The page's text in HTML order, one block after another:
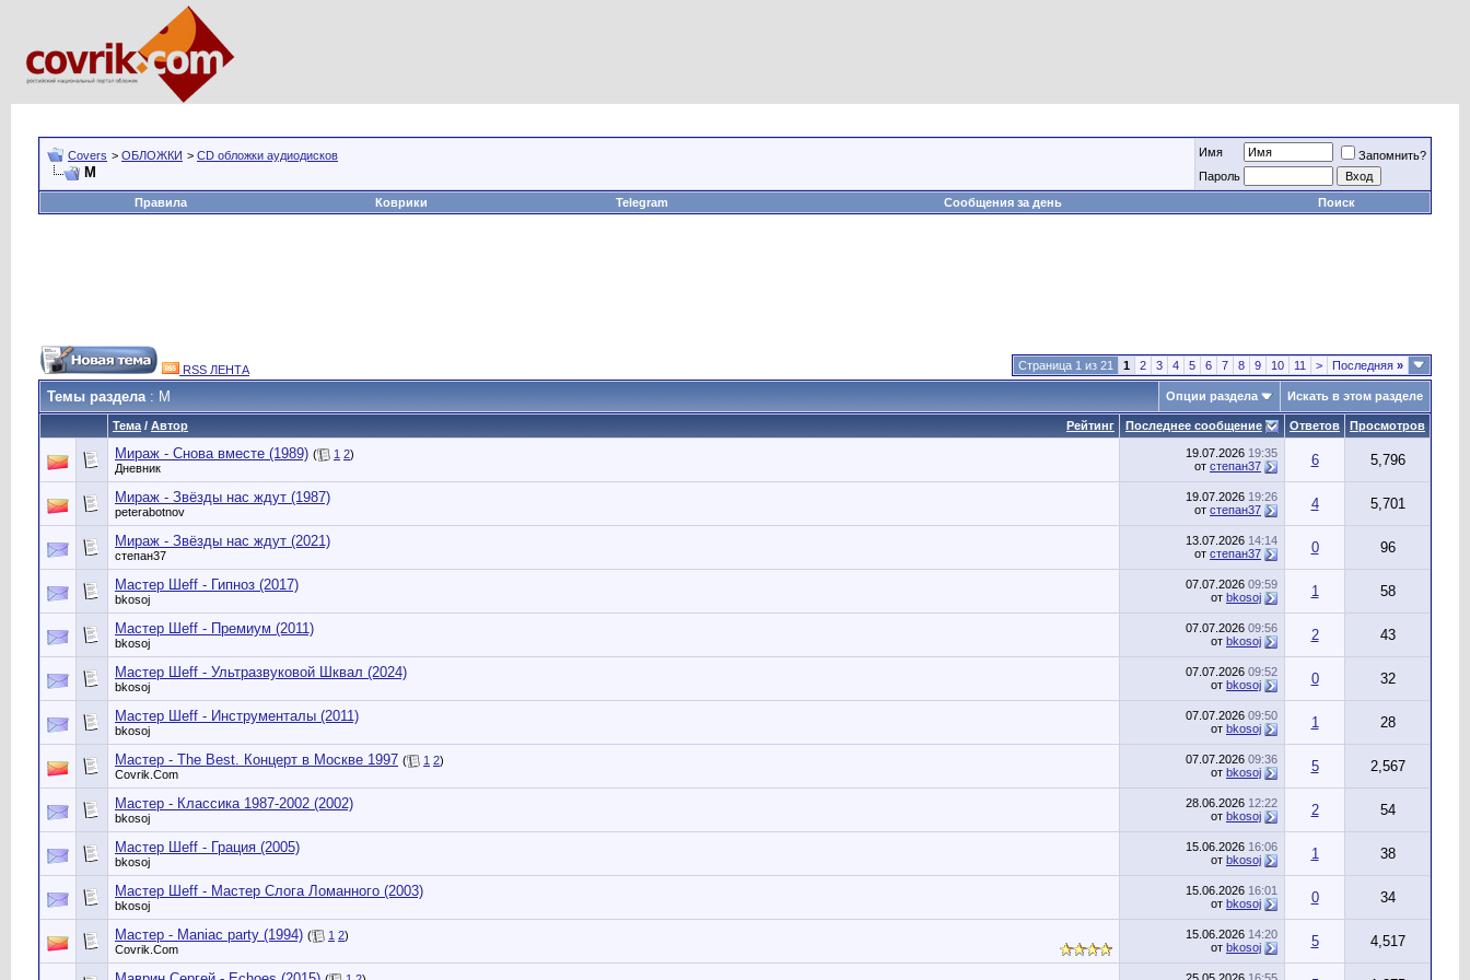
Covers > ОБЛОЖКИ > CD обложки аудиодисков
М
Имя
Запомнить?
Пароль
Правила
Коврики Telegram Сообщения за день Поиск
RSS ЛЕНТА Страница 1 из 21 1 2 3 4 5 6 7 8 9 10 11 > Последняя »
Темы раздела: М Опции раздела Искать в этом разделе
Рейтинг
Тема / Автор Последнее сообщение Ответов Просмотров
Мираж - Снова вместе (1989) ( 1 2)
Дневник
19.07.2026 19:35
от степан37 6 5,796
Мираж - Звёзды нас ждут (1987)
peterabotnov
19.07.2026 19:26
от степан37 4 5,701
Мираж - Звёзды нас ждут (2021)
степан37
13.07.2026 14:14
от степан37 0 96
Мастер Шеff - Гипноз (2017)
bkosoj
07.07.2026 09:59
от bkosoj 1 58
Мастер Шеff - Премиум (2011)
bkosoj
07.07.2026 09:56
от bkosoj 2 43
Мастер Шеff - Ультразвуковой Шквал (2024)
bkosoj
07.07.2026 09:52
от bkosoj 0 32
Мастер Шеff - Инструменталы (2011)
bkosoj
07.07.2026 09:50
от bkosoj 1 28
Мастер - The Best. Концерт в Москве 1997 ( 1 2)
Сovrik.Com
07.07.2026 09:36
от bkosoj 5 2,567
Мастер - Классика 1987-2002 (2002)
bkosoj
28.06.2026 12:22
от bkosoj 2 54
Мастер Шеff - Грация (2005)
bkosoj
15.06.2026 16:06
от bkosoj 1 38
Мастер Шеff - Мастер Слога Ломанного (2003)
bkosoj
15.06.2026 16:01
от bkosoj 0 34
Мастер - Maniac party (1994) ( 1 2)
Сovrik.Com
15.06.2026 14:20
от bkosoj 5 4,517